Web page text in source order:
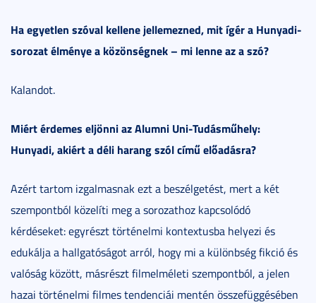
Ha egyetlen szóval kellene jellemezned, mit ígér a Hunyadi-
sorozat élménye a közönségnek – mi lenne az a szó?
Kalandot.
Miért érdemes eljönni az Alumni Uni-Tudásműhely:
Hunyadi, akiért a déli harang szól című előadásra?
Azért tartom izgalmasnak ezt a beszélgetést, mert a két
szempontból közelíti meg a sorozathoz kapcsolódó
kérdéseket: egyrészt történelmi kontextusba helyezi és
edukálja a hallgatóságot arról, hogy mi a különbség fikció és
valóság között, másrészt filmelméleti szempontból, a jelen
hazai történelmi filmes tendenciái mentén összefüggésében